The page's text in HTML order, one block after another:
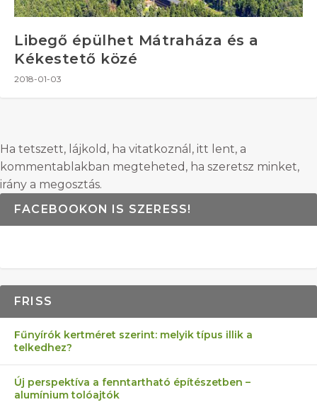
Libegő épülhet Mátraháza és a
Kékestető közé
2018-01-03
Ha tetszett, lájkold, ha vitatkoznál, itt lent, a
kommentablakban megteheted, ha szeretsz minket,
irány a megosztás.
FACEBOOKON IS SZERESS!
FRISS
Fűnyírók kertméret szerint: melyik típus illik a
telkedhez?
Új perspektíva a fenntartható építészetben –
alumínium tolóajtók